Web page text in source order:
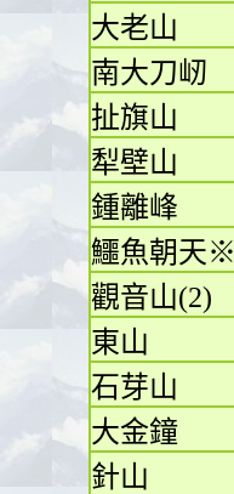
大老山
南大刀屻
扯旗山
犁壁山
鍾離峰
鱷魚朝天※
觀音山(2)
東山
石芽山
大金鐘
針山